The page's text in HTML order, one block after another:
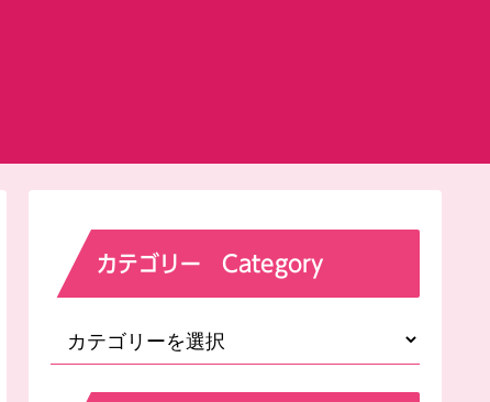
カテゴリー Category